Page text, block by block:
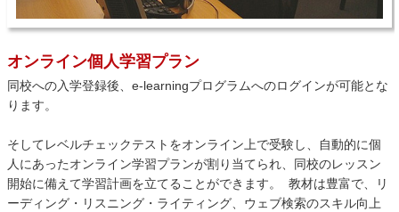
オンライン個人学習プラン
同校への入学登録後、e-learningプログラムへのログインが可能とな
ります。
そしてレベルチェックテストをオンライン上で受験し、自動的に個
人にあったオンライン学習プランが割り当てられ、同校のレッスン
開始に備えて学習計画を立てることができます。 教材は豊富で、リ
ーディング・リスニング・ライティング、ウェブ検索のスキル向上